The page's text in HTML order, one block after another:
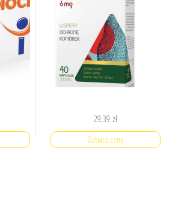
29,39 zł
Zobacz cenę